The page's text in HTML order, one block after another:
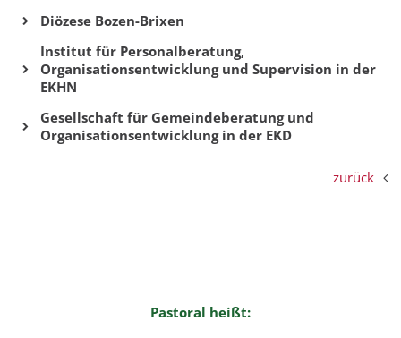
Diözese Bozen-Brixen
Institut für Personalberatung,
Organisationsentwicklung und Supervision in der
EKHN
Gesellschaft für Gemeindeberatung und
Organisationsentwicklung in der EKD
zurück
Pastoral heißt: